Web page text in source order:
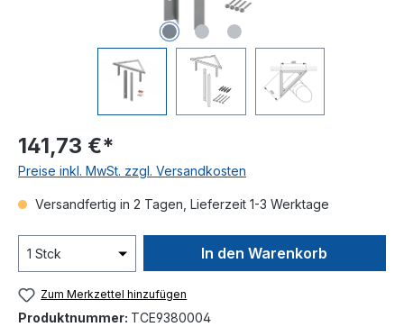
141,73 €*
Preise inkl. MwSt. zzgl. Versandkosten
Versandfertig in 2 Tagen, Lieferzeit 1-3 Werktage
In den Warenkorb
Zum Merkzettel hinzufügen
Produktnummer: TCE9380004